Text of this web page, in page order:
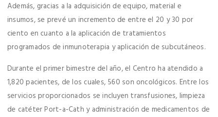
Además, gracias a la adquisición de equipo, material e
insumos, se prevé un incremento de entre el 20 y 30 por
ciento en cuanto a la aplicación de tratamientos
programados de inmunoterapia y aplicación de subcutáneos.
Durante el primer bimestre del año, el Centro ha atendido a
1,820 pacientes, de los cuales, 560 son oncológicos. Entre los
servicios proporcionados se incluyen transfusiones, limpieza
de catéter Port-a-Cath y administración de medicamentos de